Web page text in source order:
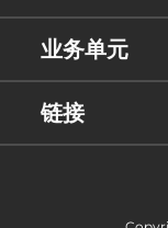
业务单元
链接